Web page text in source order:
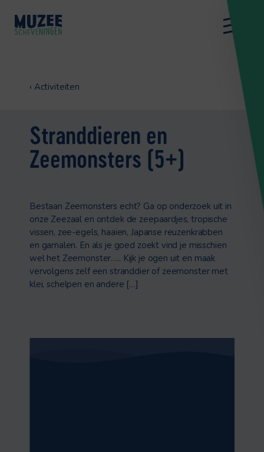
‹ Activiteiten
Stranddieren en
Zeemonsters (5+)
Bestaan Zeemonsters echt? Ga op onderzoek uit in
onze Zeezaal en ontdek de zeepaardjes, tropische
vissen, zee-egels, haaien, Japanse reuzenkrabben
en garnalen. En als je goed zoekt vind je misschien
wel het Zeemonster….. Kijk je ogen uit en maak
vervolgens zelf een stranddier of zeemonster met
klei, schelpen en andere […]